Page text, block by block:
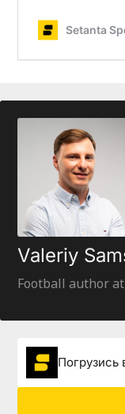
Valeriy
Football author
Погрузиcь